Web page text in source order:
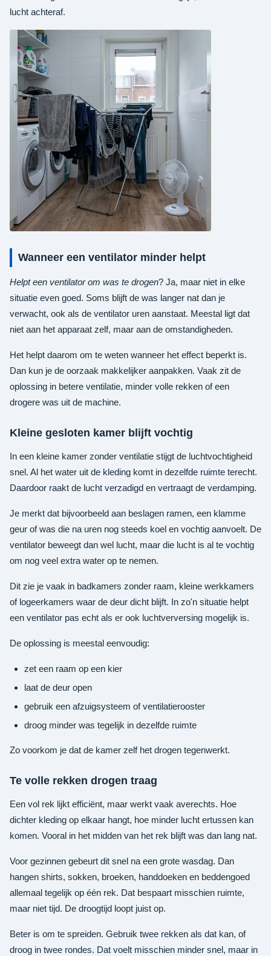
lucht achteraf.
Wanneer een ventilator minder helpt
Helpt een ventilator om was te drogen? Ja, maar niet in elke
situatie even goed. Soms blijft de was langer nat dan je
verwacht, ook als de ventilator uren aanstaat. Meestal ligt dat
niet aan het apparaat zelf, maar aan de omstandigheden.
Het helpt daarom om te weten wanneer het effect beperkt is.
Dan kun je de oorzaak makkelijker aanpakken. Vaak zit de
oplossing in betere ventilatie, minder volle rekken of een
drogere was uit de machine.
Kleine gesloten kamer blijft vochtig
In een kleine kamer zonder ventilatie stijgt de luchtvochtigheid
snel. Al het water uit de kleding komt in dezelfde ruimte terecht.
Daardoor raakt de lucht verzadigd en vertraagt de verdamping.
Je merkt dat bijvoorbeeld aan beslagen ramen, een klamme
geur of was die na uren nog steeds koel en vochtig aanvoelt. De
ventilator beweegt dan wel lucht, maar die lucht is al te vochtig
om nog veel extra water op te nemen.
Dit zie je vaak in badkamers zonder raam, kleine werkkamers
of logeerkamers waar de deur dicht blijft. In zo'n situatie helpt
een ventilator pas echt als er ook luchtverversing mogelijk is.
De oplossing is meestal eenvoudig:
zet een raam op een kier
laat de deur open
gebruik een afzuigsysteem of ventilatierooster
droog minder was tegelijk in dezelfde ruimte
Zo voorkom je dat de kamer zelf het drogen tegenwerkt.
Te volle rekken drogen traag
Een vol rek lijkt efficiënt, maar werkt vaak averechts. Hoe
dichter kleding op elkaar hangt, hoe minder lucht ertussen kan
komen. Vooral in het midden van het rek blijft was dan lang nat.
Voor gezinnen gebeurt dit snel na een grote wasdag. Dan
hangen shirts, sokken, broeken, handdoeken en beddengoed
allemaal tegelijk op één rek. Dat bespaart misschien ruimte,
maar niet tijd. De droogtijd loopt juist op.
Beter is om te spreiden. Gebruik twee rekken als dat kan, of
droog in twee rondes. Dat voelt misschien minder snel, maar in